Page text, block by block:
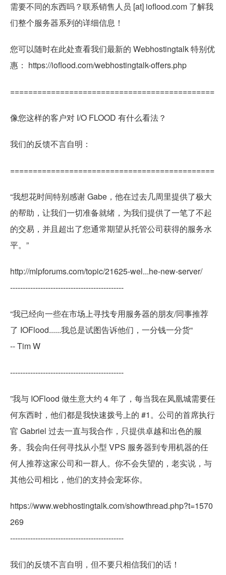
需要不同的东西吗？联系销售人员 [at] ioflood.com 了解我
们整个服务器系列的详细信息！
您可以随时在此处查看我们最新的 Webhostingtalk 特别优
惠： https://ioflood.com/webhostingtalk-offers.php
=============================================
像您这样的客户对 I/O FLOOD 有什么看法？
我们的反馈不言自明：
=============================================
“我想花时间特别感谢 Gabe，他在过去几周里提供了极大
的帮助，让我们一切准备就绪，为我们提供了一笔了不起
的交易，并且超出了您通常期望从托管公司获得的服务水
平。”
http://mlpforums.com/topic/21625-wel...he-new-server/
---------------------------------------------
“我已经向一些在市场上寻找专用服务器的朋友/同事推荐
了 IOFlood......我总是试图告诉他们，一分钱一分货“
-- Tim W
---------------------------------------------
”我与 IOFlood 做生意大约 4 年了，每当我在凤凰城需要任
何东西时，他们都是我快速拨号上的 #1。公司的首席执行
官 Gabriel 过去一直与我合作，只提供卓越和出色的服
务。我会向任何寻找从小型 VPS 服务器到专用机器的任
何人推荐这家公司和一群人。你不会失望的，老实说，与
其他公司相比，他们的支持会宠坏你。
https://www.webhostingtalk.com/showthread.php?t=1570
269
---------------------------------------------
我们的反馈不言自明，但不要只相信我们的话！